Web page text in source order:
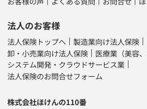
法人のお客様
法人保険トップへ
製造業向け法人保険
卸・小売業向け法人保険
医療業（美容、
システム開発・クラウドサービス業
法人保険のお問合せフォーム
株式会社ほけんの110番